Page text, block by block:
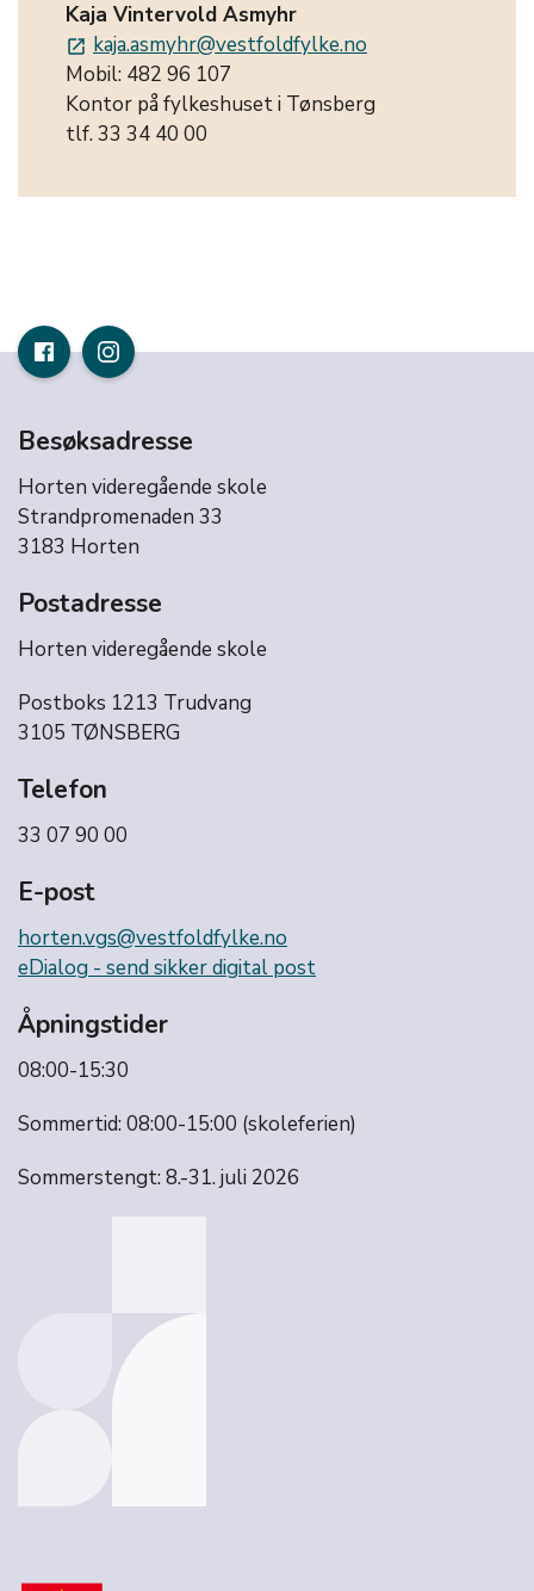
Kaja Vintervold Asmyhr
launch kaja.asmyhr@vestfoldfylke.no
Mobil: 482 96 107
Kontor på fylkeshuset i Tønsberg
tlf. 33 34 40 00
Besøksadresse
Horten videregående skole
Strandpromenaden 33
3183 Horten
Postadresse
Horten videregående skole
Postboks 1213 Trudvang
3105 TØNSBERG
Telefon
33 07 90 00
E-post
horten.vgs@vestfoldfylke.no
eDialog - send sikker digital post
Åpningstider
08:00-15:30
Sommertid: 08:00-15:00 (skoleferien)
Sommerstengt: 8.-31. juli 2026